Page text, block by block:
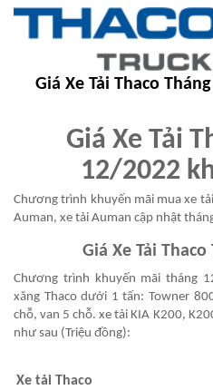
Giá Xe Tải Thaco
Giá Xe Tải
12/2022
Chương trình khuyến mãi mua xe
Auman, xe tải Auman cập nhật
Giá Xe Tải
Chương trình khuyến mãi tháng
xăng Thaco dưới 1 tấn: Towner
chỗ, van 5 chỗ. xe tải KIA K200,
như sau (Triệu đồng):
Xe tải Thaco